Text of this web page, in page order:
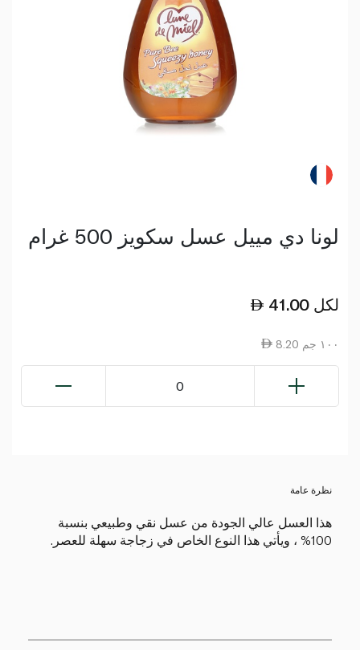
لونا دي مييل عسل سكويز 500 غرام
41.00 لكل
8.20 ١٠٠ جم
0
نظرة عامة
هذا العسل عالي الجودة من عسل نقي وطبيعي بنسبة
100% ، ويأتي هذا النوع الخاص في زجاجة سهلة للعصر.